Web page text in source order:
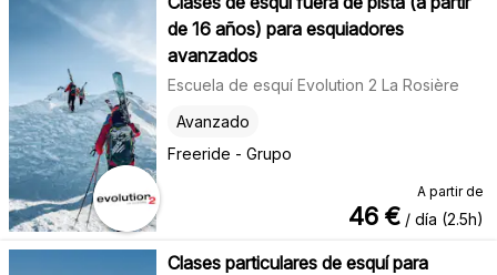
de 16 años) para esquiadores
avanzados
Escuela de esquí Evolution 2 La Rosière
Freeride - Grupo
Avanzado
A partir de
46 € / día (2.5h)
Clases particulares de esquí para